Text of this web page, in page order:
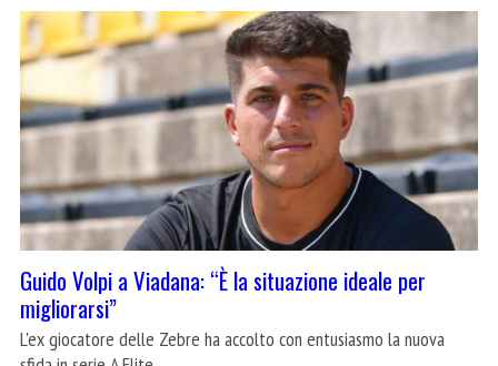
Guido Volpi a Viadana: “È la situazione ideale per
migliorarsi”
L'ex giocatore delle Zebre ha accolto con entusiasmo la nuova